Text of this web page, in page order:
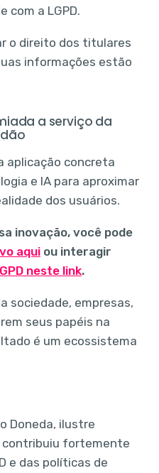
com a LGPD.
o direito dos titulares
informações estão
a serviço da
aplicação concreta
e IA para aproximar
dos usuários.
inovação, você pode
aquiou interagir
neste link.
sociedade, empresas,
seus papéis na
é um ecossistema
Doneda, ilustre
contribuiu fortemente
e das políticas de